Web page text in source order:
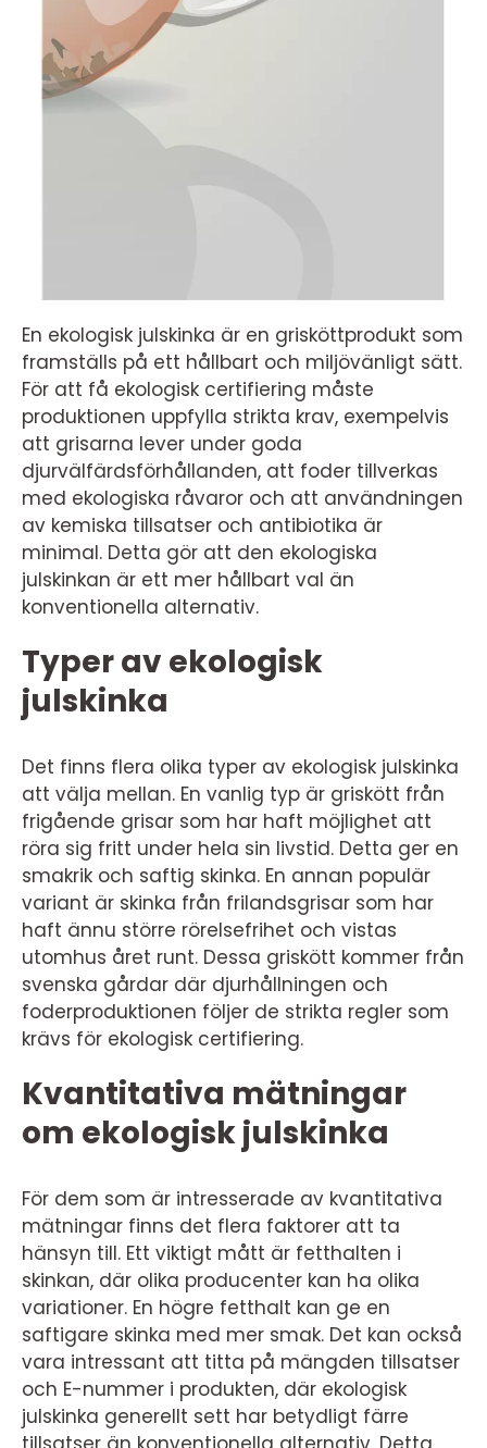
En ekologisk julskinka är en grisköttprodukt som
framställs på ett hållbart och miljövänligt sätt.
För att få ekologisk certifiering måste
produktionen uppfylla strikta krav, exempelvis
att grisarna lever under goda
djurvälfärdsförhållanden, att foder tillverkas
med ekologiska råvaror och att användningen
av kemiska tillsatser och antibiotika är
minimal. Detta gör att den ekologiska
julskinkan är ett mer hållbart val än
konventionella alternativ.
Typer av ekologisk
julskinka
Det finns flera olika typer av ekologisk julskinka
att välja mellan. En vanlig typ är griskött från
frigående grisar som har haft möjlighet att
röra sig fritt under hela sin livstid. Detta ger en
smakrik och saftig skinka. En annan populär
variant är skinka från frilandsgrisar som har
haft ännu större rörelsefrihet och vistas
utomhus året runt. Dessa griskött kommer från
svenska gårdar där djurhållningen och
foderproduktionen följer de strikta regler som
krävs för ekologisk certifiering.
Kvantitativa mätningar
om ekologisk julskinka
För dem som är intresserade av kvantitativa
mätningar finns det flera faktorer att ta
hänsyn till. Ett viktigt mått är fetthalten i
skinkan, där olika producenter kan ha olika
variationer. En högre fetthalt kan ge en
saftigare skinka med mer smak. Det kan också
vara intressant att titta på mängden tillsatser
och E-nummer i produkten, där ekologisk
julskinka generellt sett har betydligt färre